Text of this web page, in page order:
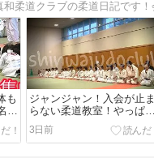
も
市
ジャンジャン！入会が止ま
らない柔道教室！やっぱり
選ぶなら「真和柔道クラ
ブ」
3日前